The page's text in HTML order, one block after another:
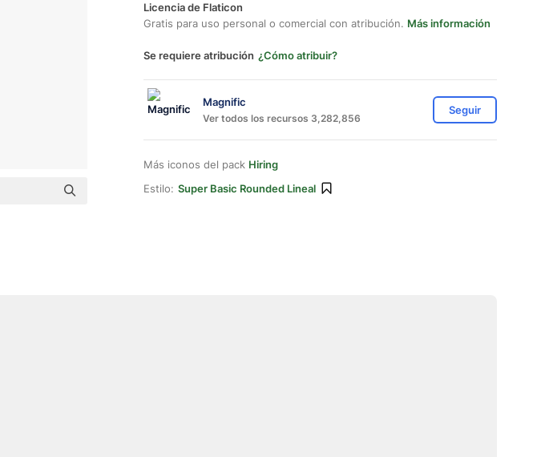
Licencia de Flaticon
Gratis para uso personal o comercial con atribución. Más información
Se requiere atribución ¿Cómo atribuir?
Magnific
Ver todos los recursos 3,282,856
Seguir
Más iconos del pack Hiring
Estilo: Super Basic Rounded Lineal